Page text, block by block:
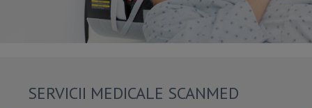
SERVICII MEDICALE SCANMED